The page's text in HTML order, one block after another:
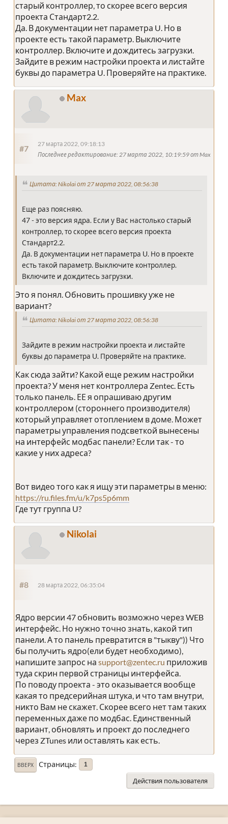
старый контроллер, то скорее всего версия
проекта Стандарт2.2.
Да. В документации нет параметра U. Но в
проекте есть такой параметр. Выключите
контроллер. Включите и дождитесь загрузки.
Зайдите в режим настройки проекта и листайте
буквы до параметра U. Проверяйте на практике.
Max
#7
27 марта 2022, 09:18:13
Последнее редактирование: 27 марта 2022, 10:19:59 от Max
Цитата: Nikolai от 27 марта 2022, 08:56:38
Еще раз поясняю.
47 - это версия ядра. Если у Вас настолько старый
контроллер, то скорее всего версия проекта
Стандарт2.2.
Да. В документации нет параметра U. Но в проекте
есть такой параметр. Выключите контроллер.
Включите и дождитесь загрузки.
Это я понял. Обновить прошивку уже не
вариант?
Цитата: Nikolai от 27 марта 2022, 08:56:38
Зайдите в режим настройки проекта и листайте
буквы до параметра U. Проверяйте на практике.
Как сюда зайти? Какой еще режим настройки
проекта? У меня нет контроллера Zentec. Есть
только панель. ЕЕ я опрашиваю другим
контроллером (стороннего производителя)
который управляет отоплением в доме. Может
параметры управления подсветкой вынесены
на интерфейс модбас панели? Если так - то
какие у них адреса?
Вот видео того как я ищу эти параметры в меню:
https://ru.files.fm/u/k7ps5p6mm
Где тут группа U?
Nikolai
#8 28 марта 2022, 06:35:04
Ядро версии 47 обновить возможно через WEB
интерфейс. Но нужно точно знать, какой тип
панели. А то панель превратится в "тыкву")) Что
бы получить ядро(ели будет необходимо),
напишите запрос на support@zentec.ru приложив
туда скрин первой страницы интерфейса.
По поводу проекта - это оказывается вообще
какая то предсерийная штука, и что там внутри,
никто Вам не скажет. Скорее всего нет там таких
переменных даже по модбас. Единственный
вариант, обновлять и проект до последнего
через ZTunes или оставлять как есть.
ВВЕРХ Страницы 1
Действия пользователя